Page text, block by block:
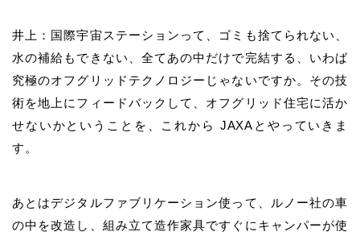
井上：国際宇宙ステーションって、ゴミも捨てられない、
水の補給もできない、全てあの中だけで完結する、いわば
究極のオフグリッドテクノロジーじゃないですか。その技
術を地上にフィードバックして、オフグリッド住宅に活か
せないかということを、これから JAXAとやっていきま
す。
あとはデジタルファブリケーション使って、ルノー社の車
の中を改造し、組み立て造作家具ですぐにキャンパーが使